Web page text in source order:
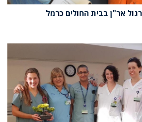
אר"ן בבית החולים כרמל